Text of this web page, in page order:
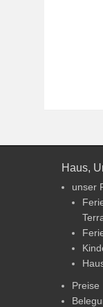
Haus,
unser
Preise